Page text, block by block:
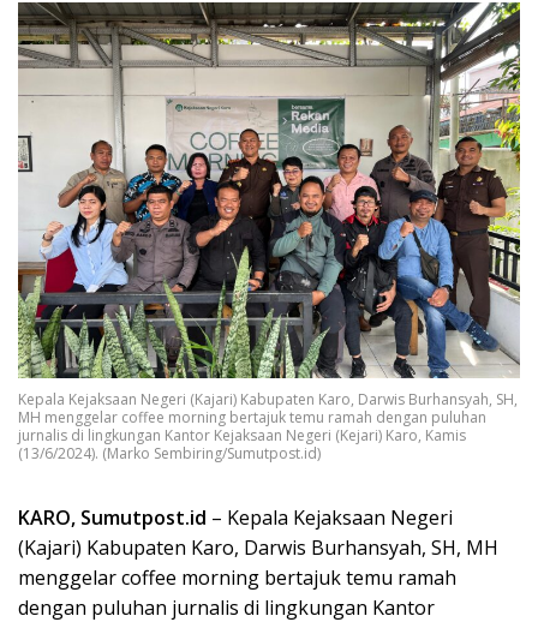
Kepala Kejaksaan Negeri (Kajari) Kabupaten Karo, Darwis Burhansyah, SH,
MH menggelar coffee morning bertajuk temu ramah dengan puluhan
jurnalis di lingkungan Kantor Kejaksaan Negeri (Kejari) Karo, Kamis
(13/6/2024). (Marko Sembiring/Sumutpost.id)
KARO, Sumutpost.id – Kepala Kejaksaan Negeri
(Kajari) Kabupaten Karo, Darwis Burhansyah, SH, MH
menggelar coffee morning bertajuk temu ramah
dengan puluhan jurnalis di lingkungan Kantor